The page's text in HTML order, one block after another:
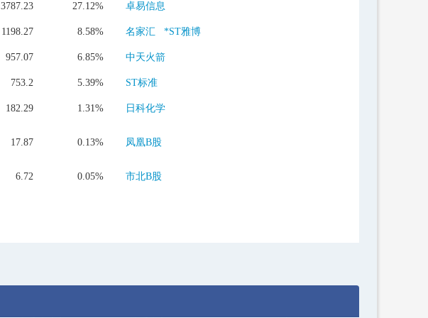
3787.23 27.12% 卓易信息
1198.27 8.58% 名家汇 *ST雅博
957.07 6.85% 中天火箭
753.2 5.39% ST标准
182.29 1.31% 日科化学
17.87 0.13% 凤凰B股
6.72 0.05% 市北B股